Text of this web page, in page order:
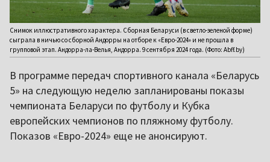
Снимок иллюстративного характера. Сборная Беларуси (в светло-зеленой форме)
сыграла в ничью со сборной Андорры на отборе к «Евро-2024» и не прошла в
групповой этап. Андорра-ла-Велья, Андорра. 9 сентября 2024 года. (Фото: Abff.by)
В программе передач спортивного канала «Беларусь
5» на следующую неделю запланированы показы
чемпионата Беларуси по футболу и Кубка
европейских чемпионов по пляжному футболу.
Показов «Евро-2024» еще не анонсируют.